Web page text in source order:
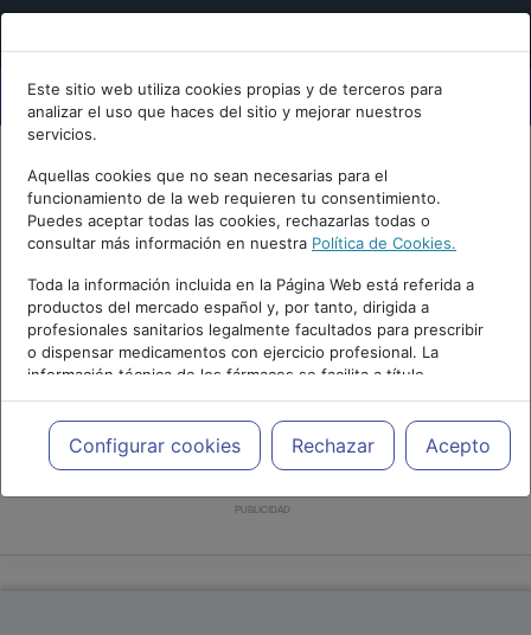
Este sitio web utiliza cookies propias y de terceros para
analizar el uso que haces del sitio y mejorar nuestros
servicios.
Aquellas cookies que no sean necesarias para el
funcionamiento de la web requieren tu consentimiento.
Puedes aceptar todas las cookies, rechazarlas todas o
consultar más información en nuestra Política de Cookies.
Toda la información incluida en la Página Web está referida a
productos del mercado español y, por tanto, dirigida a
profesionales sanitarios legalmente facultados para prescribir
o dispensar medicamentos con ejercicio profesional. La
información técnica de los fármacos se facilita a título
meramente informativo, siendo responsabilidad de los
profesionales facultados prescribir medicamentos y decidir, en
cada caso concreto, el tratamiento más adecuado a las
necesidades del paciente.
Configurar cookies Rechazar Acepto
PUBLICIDAD